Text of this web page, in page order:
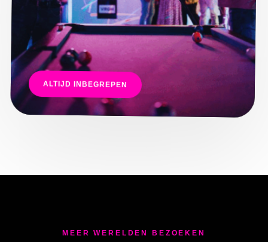
ALTIJD INBEGREPEN
MEER WERELDEN BEZOEKEN